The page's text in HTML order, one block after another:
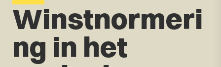
Winstnormeri
ng in het